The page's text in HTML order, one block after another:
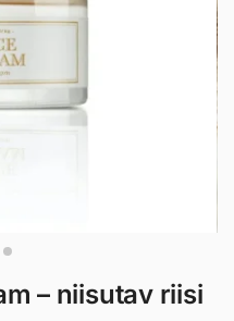
– niisutav riisi